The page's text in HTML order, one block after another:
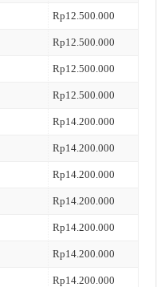
Rp12.500.000
Rp12.500.000
Rp12.500.000
Rp12.500.000
Rp14.200.000
Rp14.200.000
Rp14.200.000
Rp14.200.000
Rp14.200.000
Rp14.200.000
Rp14.200.000